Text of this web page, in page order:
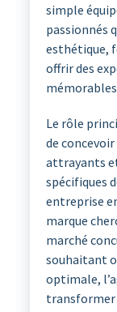
simple
passionnés
esthétique,
offrir des
Le rôle
de
attrayants
spécifiques
entreprise
marque
marché
souhaitant
optimale,
transformer